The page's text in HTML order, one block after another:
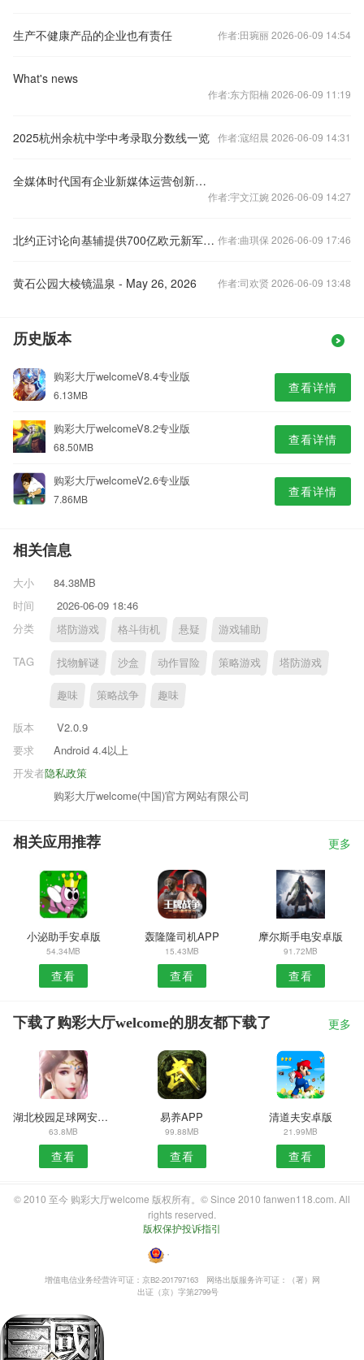
生产不健康产品的企业也有责任 作者:田琬丽 2026-06-09 14:54
What's news
作者:东方阳楠 2026-06-09 11:19
2025杭州余杭中学中考录取分数线一览 作者:寇绍晨 2026-06-09 14:31
全媒体时代国有企业新媒体运营创新的路径选择
作者:宇文江婉 2026-06-09 14:27
北约正讨论向基辅提供700亿欧元新军事援助 作者:曲琪保 2026-06-09 17:46
黄石公园大棱镜温泉 - May 26, 2026 作者:司欢贤 2026-06-09 13:48
历史版本
购彩大厅welcomeV8.4专业版
6.13MB 查看详情
购彩大厅welcomeV8.2专业版
68.50MB 查看详情
购彩大厅welcomeV2.6专业版
7.86MB 查看详情
相关信息
大小
84.38MB
时间
2026-06-09 18:46
分类
塔防游戏 格斗街机 悬疑 游戏辅助
TAG 找物解谜 沙盒 动作冒险 策略游戏 塔防游戏
趣味 策略战争 趣味
版本
V2.0.9
要求
Android 4.4以上
隐私政策
开发者
购彩大厅welcome(中国)官方网站有限公司
相关应用推荐 更多
小泌助手安卓版
54.34MB
查看
轰隆隆司机APP
15.43MB
查看
摩尔斯手电安卓版
91.72MB
查看
下载了购彩大厅welcome的朋友都下载了 更多
湖北校园足球网安卓版
63.8MB
查看
易养APP
99.88MB
查看
清道夫安卓版
21.99MB
查看
© 2010 至今 购彩大厅welcome 版权所有。© Since 2010 fanwen118.com. All
rights reserved.
版权保护投诉指引
・
增值电信业务经营许可证：京B2-201797163
网络出版服务许可证：（署）网
出证（京）字第2799号